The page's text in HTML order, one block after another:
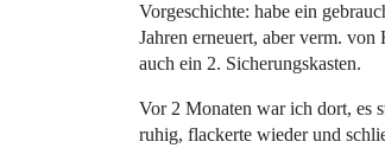
Vorgeschichte: habe ein
Jahren erneuert, aber verm.
auch ein 2. Sicherungskasten.
Vor 2 Monaten war ich dort, es
ruhig, flackerte wieder und